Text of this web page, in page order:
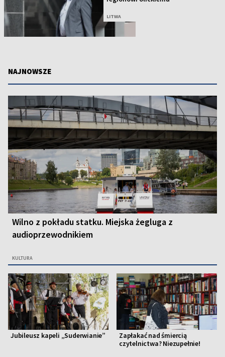
LITWA
NAJNOWSZE
Wilno z pokładu statku. Miejska żegluga z
audioprzewodnikiem
KULTURA
Jubileusz kapeli „Suderwianie”
Zapłakać nad śmiercią
czytelnictwa? Niezupełnie!